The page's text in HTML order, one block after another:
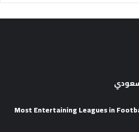
2026 Most Entertaining Leagues in